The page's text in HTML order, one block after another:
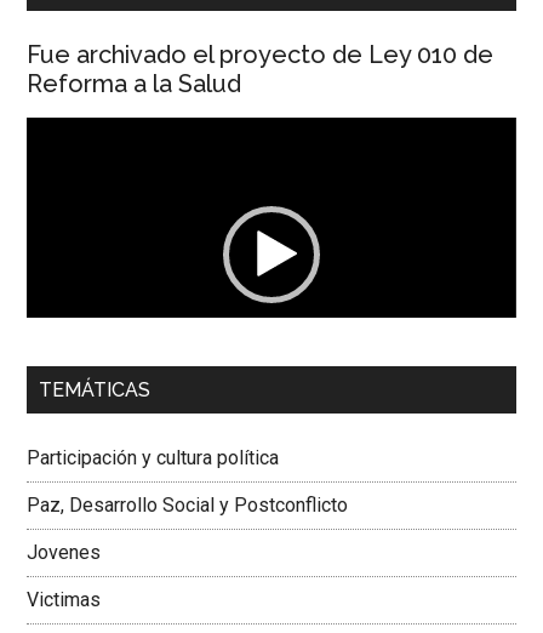
Fue archivado el proyecto de Ley 010 de
Reforma a la Salud
00:00 01:04
Colombiana
TEMÁTICAS
Participación y cultura política
Paz, Desarrollo Social y Postconflicto
Jovenes
Victimas